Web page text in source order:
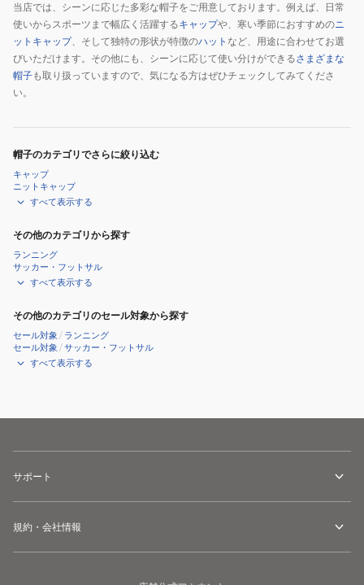
当店では、シーンに応じた多彩な帽子をご用意しております。例えば、日常
使いからスポーツまで幅広く活躍するキャップや、寒い季節におすすめのニ
ットキャップ、そして独特の形状が特徴のハット など、用途に合わせてお選
びいただけます。その他にも、シーンに応じて使い分けができるさまざまな
帽子も取り扱っていますので、気になる方はぜひチェックしてみてくださ
い。
帽子のカテゴリでさらに絞り込む
キャップ
ニットキャップ
すべて表示する
その他のカテゴリから探す
ランニング
サッカー・フットサル
すべて表示する
その他のカテゴリのセール対象から探す
セール対象 / ランニング
セール対象 /サッカー・フットサル
すべて表示する
サポート
規約・会社情報